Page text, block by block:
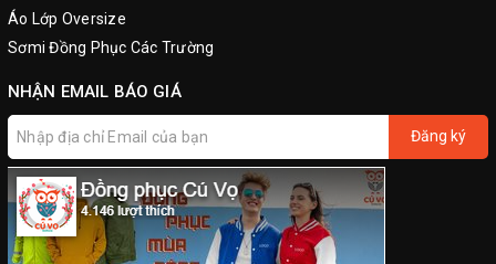
Áo Lớp Oversize
Sơmi Đồng Phục Các Trường
NHẬN EMAIL BÁO GIÁ
Đăng ký